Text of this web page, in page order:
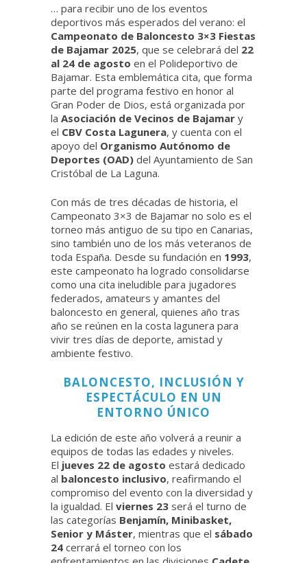
… para recibir uno de los eventos
deportivos más esperados del verano: el
Campeonato de Baloncesto 3×3 Fiestas
de Bajamar 2025, que se celebrará del 22
al 24 de agosto en el Polideportivo de
Bajamar. Esta emblemática cita, que forma
parte del programa festivo en honor al
Gran Poder de Dios, está organizada por
la Asociación de Vecinos de Bajamar y
el CBV Costa Lagunera, y cuenta con el
apoyo del Organismo Autónomo de
Deportes (OAD) del Ayuntamiento de San
Cristóbal de La Laguna.
Con más de tres décadas de historia, el
Campeonato 3×3 de Bajamar no solo es el
torneo más antiguo de su tipo en Canarias,
sino también uno de los más veteranos de
toda España. Desde su fundación en 1993,
este campeonato ha logrado consolidarse
como una cita ineludible para jugadores
federados, amateurs y amantes del
baloncesto en general, quienes año tras
año se reúnen en la costa lagunera para
vivir tres días de deporte, amistad y
ambiente festivo.
BALONCESTO, INCLUSIÓN Y
ESPECTÁCULO EN UN
ENTORNO ÚNICO
La edición de este año volverá a reunir a
equipos de todas las edades y niveles.
El jueves 22 de agosto estará dedicado
al baloncesto inclusivo, reafirmando el
compromiso del evento con la diversidad y
la igualdad. El viernes 23 será el turno de
las categorías Benjamín, Minibasket,
Senior y Máster, mientras que el sábado
24 cerrará el torneo con los